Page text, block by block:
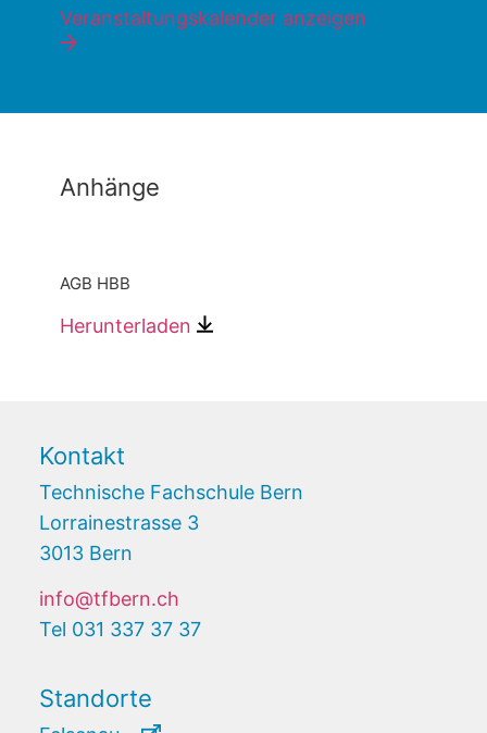
Veranstaltungskalender anzeigen
Anhänge
AGB HBB
Herunterladen
Kontakt
Technische Fachschule Bern
Lorrainestrasse 3
3013 Bern
info@tfbern.ch
Tel 031 337 37 37
Standorte